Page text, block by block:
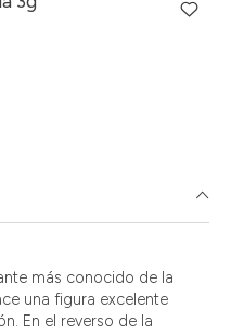
más conocido de la
una figura excelente
En el reverso de la